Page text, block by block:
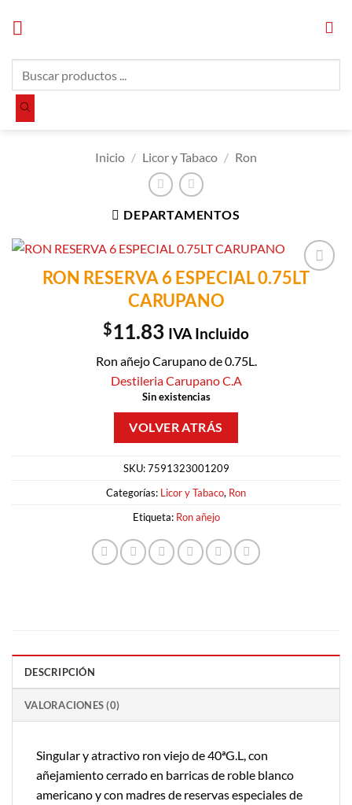
productos
Inicio / Licor y Tabaco / Ron
DEPARTAMENTOS
Añadir a
RON RESERVA 6 ESPECIAL 0.75LT
CARUPANO
$11.83 IVA Incluido
Ron añejo Carupano de 0.75L.
Destileria Carupano C.A
Sin existencias
SKU:7591323001209
Categorías: Licor y Tabaco, Ron
Etiqueta: Ron añejo
DESCRIPCIÓN
VALORACIONES (0)
Singular y atractivo ron viejo de 40ªG.L, con
añejamiento cerrado en barricas de roble blanco
americano y con madres de reservas especiales de